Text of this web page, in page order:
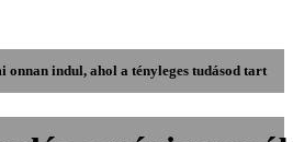
onnan indul, ahol a tényleges tudásod tart